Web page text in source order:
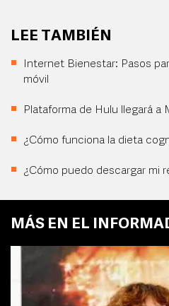
LEE TAMBIÉN
Internet Bienestar: Pasos
móvil
Plataforma de Hulu llegará a
¿Cómo funciona la dieta
¿Cómo puedo descargar mi
MÁS EN EL